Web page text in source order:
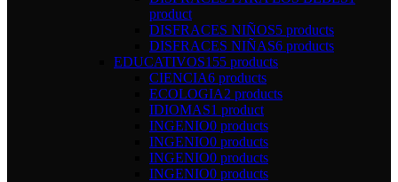
product
DISFRACES NIÑOS5 products
DISFRACES NIÑAS6 products
EDUCATIVOS155 products
CIENCIA6 products
ECOLOGIA2 products
IDIOMAS1 product
INGENIO0 products
INGENIO0 products
INGENIO0 products
INGENIO0 products